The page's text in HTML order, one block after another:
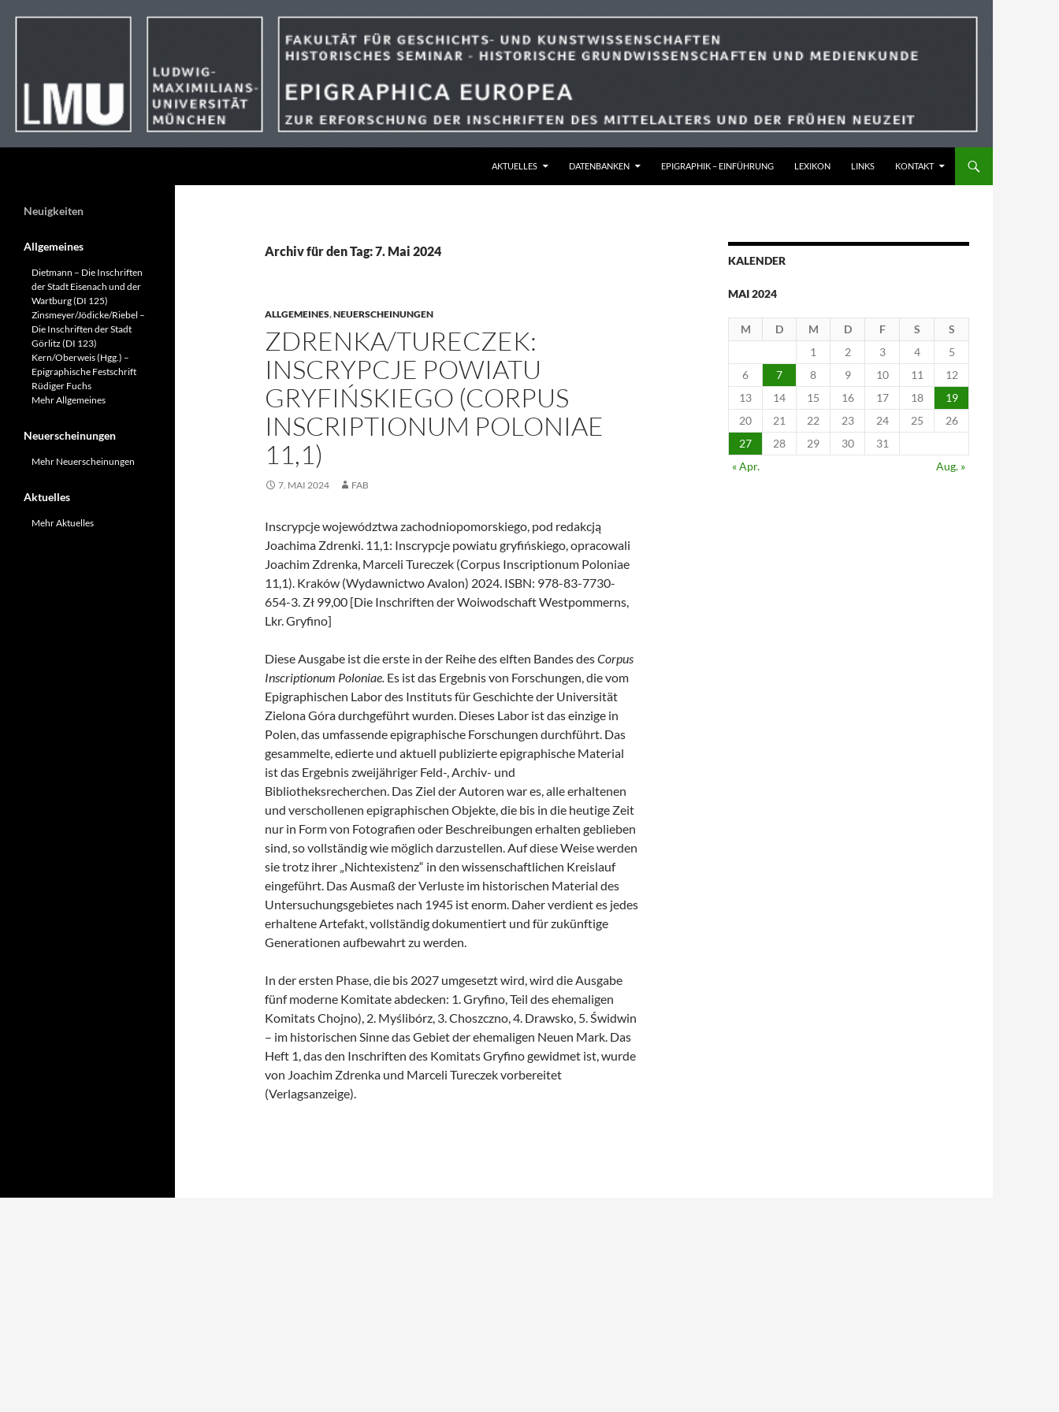
AKTUELLES
DATENBANKEN EPIGRAPHIK – EINFÜHRUNG LEXIKON LINKS KONTAKT
Archiv für den Tag: 7. Mai 2024
ALLGEMEINES,NEUERSCHEINUNGEN
ZDRENKA/TURECZEK:
INSCRYPCJE POWIATU
GRYFIŃSKIEGO (CORPUS
INSCRIPTIONUM POLONIAE
11,1)
7. MAI 2024 FAB
Inscrypcje województwa zachodniopomorskiego, pod redakcją
Joachima Zdrenki. 11,1: Inscrypcje powiatu gryfińskiego, opracowali
Joachim Zdrenka, Marceli Tureczek (Corpus Inscriptionum Poloniae
11,1). Kraków (Wydawnictwo Avalon) 2024. ISBN: 978-83-7730-
654-3. Zł 99,00 [Die Inschriften der Woiwodschaft Westpommerns,
Lkr. Gryfino]
Diese Ausgabe ist die erste in der Reihe des elften Bandes desCorpus
Inscriptionum Poloniae. Es ist das Ergebnis von Forschungen, die vom
Epigraphischen Labor des Instituts für Geschichte der Universität
Zielona Góra durchgeführt wurden. Dieses Labor ist das einzige in
Polen, das umfassende epigraphische Forschungen durchführt. Das
gesammelte, edierte und aktuell publizierte epigraphische Material
ist das Ergebnis zweijähriger Feld-, Archiv- und
Bibliotheksrecherchen. Das Ziel der Autoren war es, alle erhaltenen
und verschollenen epigraphischen Objekte, die bis in die heutige Zeit
nur in Form von Fotografien oder Beschreibungen erhalten geblieben
sind, so vollständig wie möglich darzustellen. Auf diese Weise werden
sie trotz ihrer „Nichtexistenz“ in den wissenschaftlichen Kreislauf
eingeführt. Das Ausmaß der Verluste im historischen Material des
Untersuchungsgebietes nach 1945 ist enorm. Daher verdient es jedes
erhaltene Artefakt, vollständig dokumentiert und für zukünftige
Generationen aufbewahrt zu werden.
In der ersten Phase, die bis 2027 umgesetzt wird, wird die Ausgabe
fünf moderne Komitate abdecken: 1. Gryfino, Teil des ehemaligen
Komitats Chojno), 2. Myślibórz, 3. Choszczno, 4. Drawsko, 5. Świdwin
– im historischen Sinne das Gebiet der ehemaligen Neuen Mark. Das
Heft 1, das den Inschriften des Komitats Gryfino gewidmet ist, wurde
von Joachim Zdrenka und Marceli Tureczek vorbereitet
(Verlagsanzeige).
KALENDER
MAI 2024
M D M D F S
S
1
2 3 4
5
6
7 8 9 10 11
12
13
14 15 16 17 18
19
20
21 22 23 24 25
26
27
28 29 30
31
« Apr.
Aug. »
Neuigkeiten
Allgemeines
Dietmann – Die Inschriften
der Stadt Eisenach und der
Wartburg (DI 125)
Zinsmeyer/Jödicke/Riebel –
Die Inschriften der Stadt
Görlitz (DI 123)
Kern/Oberweis (Hgg.) –
Epigraphische Festschrift
Rüdiger Fuchs
Mehr Allgemeines
Neuerscheinungen
Mehr Neuerscheinungen
Aktuelles
Mehr Aktuelles